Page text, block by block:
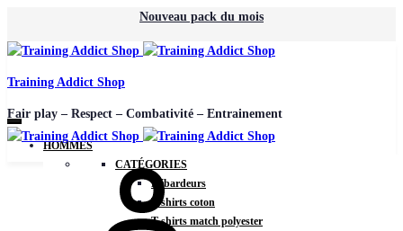
Nouveau pack du mois
Training Addict Shop
Fair play – Respect – Combativité – Entrainement
HOMMES
CATÉGORIES
Débardeurs
T-shirts coton
T-shirts match polyester